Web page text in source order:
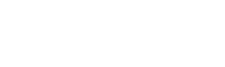
in, Color: Negro, Talla: L